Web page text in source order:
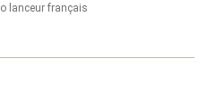
lanceur français